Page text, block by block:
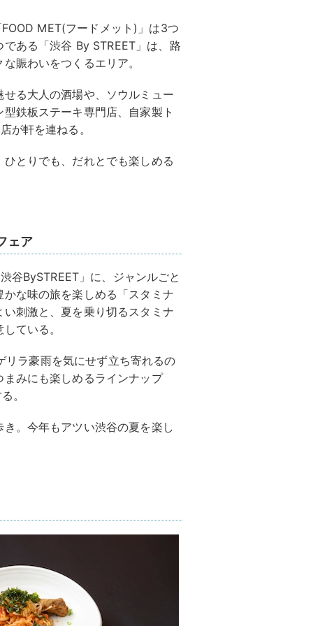
MET(フードメット)」は3つ
ある「渋谷 By STREET」は、路
賑わいをつくるエリア。
る大人の酒場や、ソウルミュー
鉄板ステーキ専門店、自家製ト
が軒を連ねる。
とりでも、だれとでも楽しめる
ェア
谷BySTREET」に、ジャンルごと
な味の旅を楽しめる「スタミナ
刺激と、夏を乗り切るスタミナ
ている。
リラ豪雨を気にせず立ち寄れるの
みにも楽しめるラインナップ
。
。今年もアツい渋谷の夏を楽し